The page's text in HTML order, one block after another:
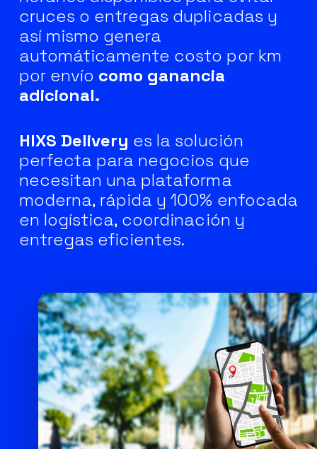
cruces o entregas duplicadas y
así mismo genera
automáticamente costo por km
por envío como ganancia
adicional.
HIXS Delivery es la solución
perfecta para negocios que
necesitan una plataforma
moderna, rápida y 100% enfocada
en logística, coordinación y
entregas eficientes.